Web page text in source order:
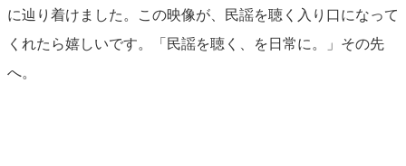
に辿り着けました。この映像が、民謡を聴く入り口になって
くれたら嬉しいです。「民謡を聴く、を日常に。」その先
へ。